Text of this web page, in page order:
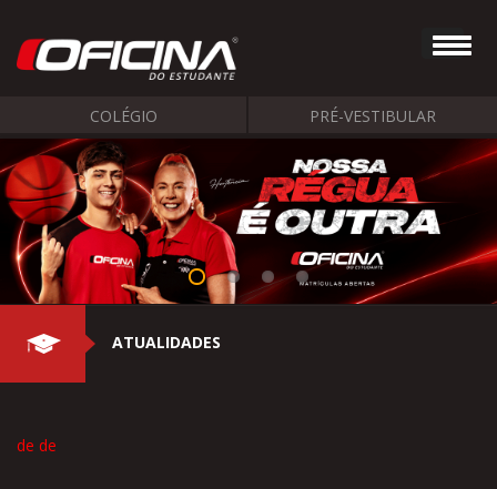
COLÉGIO PRÉ-VESTIBULAR
ATUALIDADES
de de